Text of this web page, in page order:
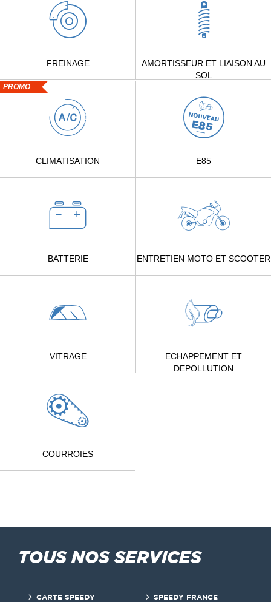
FREINAGE
AMORTISSEUR ET LIAISON AU
SOL
PROMO
CLIMATISATION E85
BATTERIE ENTRETIEN MOTO ET SCOOTER
VITRAGE
ECHAPPEMENT ET
DEPOLLUTION
COURROIES
TOUS NOS SERVICES
CARTE SPEEDY
SPEEDY FRANCE